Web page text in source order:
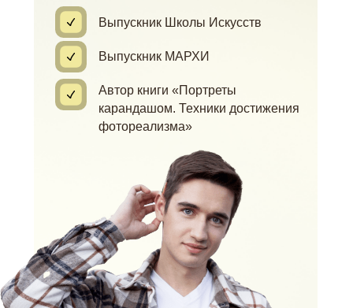
Выпускник Школы Искусств
Выпускник МАРХИ
Автор книги «Портреты
карандашом. Техники достижения
фотореализма»